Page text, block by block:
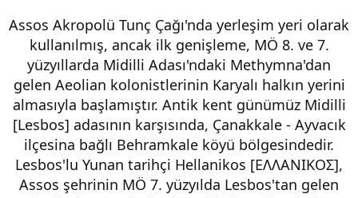
Assos Akropolü Tunç Çağı'nda yerleşim yeri olarak
kullanılmış, ancak ilk genişleme, MÖ 8. ve 7.
yüzyıllarda Midilli Adası'ndaki Methymna'dan
gelen Aeolian kolonistlerinin Karyalı halkın yerini
almasıyla başlamıştır. Antik kent günümüz Midilli
[Lesbos] adasının karşısında, Çanakkale - Ayvacık
ilçesina bağlı Behramkale köyü bölgesindedir.
Lesbos'lu Yunan tarihçi Hellanikos [ΕΛΛΑΝΙΚΟΣ],
Assos şehrinin MÖ 7. yüzyılda Lesbos'tan gelen